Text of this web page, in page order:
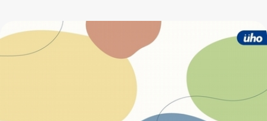
蹤跡，甚至可早期預測的「癌症基因分子標記」檢測技術愈來愈受
到重視。光田醫院腫瘤內科郭集慶醫師表示，現在只須經由5c.c.的
血液即可完成檢查，除了對於零期癌症的篩檢率更高外，其方便、
省時的優點也符合現代人重視經濟效益的特性。自從基因被解碼之
後，醫學便朝向基因與疾病之間的關連作研究，郭集慶醫師指出，
目前已經知道將近四千多種的疾病是與「基因」有關，因此，若是
能夠早期預測出自己是否是罹癌高危險群，是每位注重自己身體健